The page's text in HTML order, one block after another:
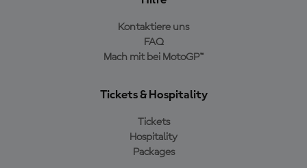
Kontaktiere uns
FAQ
Mach mit bei MotoGP™
Tickets & Hospitality
Tickets
Hospitality
Packages